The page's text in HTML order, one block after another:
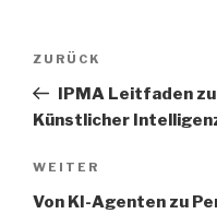
Beitrags-
Vorheriger
Beitrag
ZURÜCK
IPMA Leitfaden
Künstlicher
Nächster
Beitrag
WEITER
Von KI-Agenten zu